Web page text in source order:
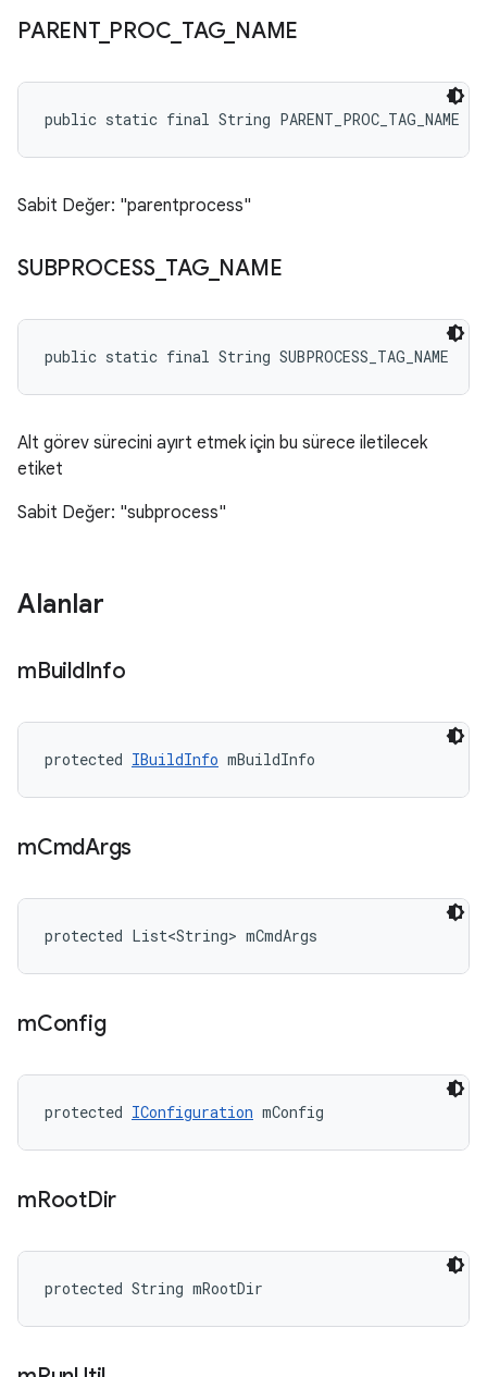
PARENT_ PROC TAG_ NAME
public static final String PARENT_PROC_TAG_NAME
Sabit Değer: "parentprocess"
SUBPROCESS_ TAG_ NAME
public static final String SUBPROCESS_TAG_NAME
Alt görev sürecini ayırt etmek için bu sürece iletilecek
etiket
Sabit Değer: "subprocess"
Alanlar
mBuildInfo
protected IBuildInfo mBuildInfo
mCmdArgs
protected List<String> mCmdArgs
mConfig
protected IConfiguration mConfig
mRootDir
protected String mRootDir